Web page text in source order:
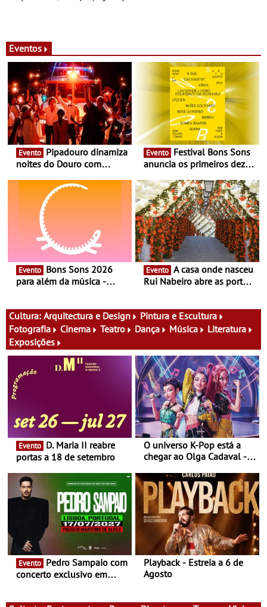
Eventos
Evento
noites do Douro com
vinho, gastronomia e
música
Evento
anuncia os primeiros dez
Evento
para além da música -
atividades para toda a
família e muito mais
Evento
Rui Nabeiro abre as portas
Festas decorrem entre 8 e
16 de agosto
Cultura: Arquitectura e Design
Pintura e Escultura
Fotografia
Cinema Teatro Dança Música
Literatura
Exposições
Evento
portas a 18 de setembro
O universo K-Pop está a
chegar ao Olga Cadaval - A
Evento
concerto exclusivo em
Playback - Estreia a 6 de
Agosto